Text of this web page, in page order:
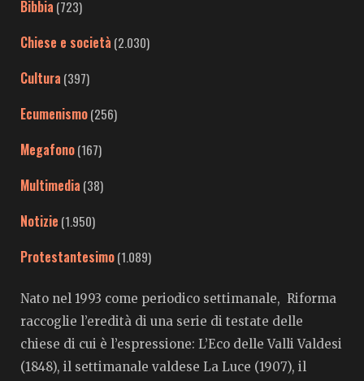
Bibbia (723)
Chiese e società (2.030)
Cultura (397)
Ecumenismo(256)
Megafono(167)
Multimedia (38)
Notizie (1.950)
Protestantesimo(1.089)
Nato nel 1993 come periodico settimanale, Riforma
raccoglie l’eredità di una serie di testate delle
chiese di cui è l’espressione: L’Eco delle Valli Valdesi
(1848), il settimanale valdese La Luce (1907), il